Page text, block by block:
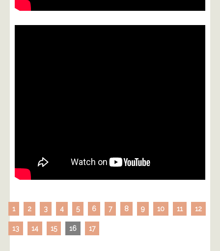
1 2 3 4 5 6 7 8 9 10 11 12
13 14 15 16 17